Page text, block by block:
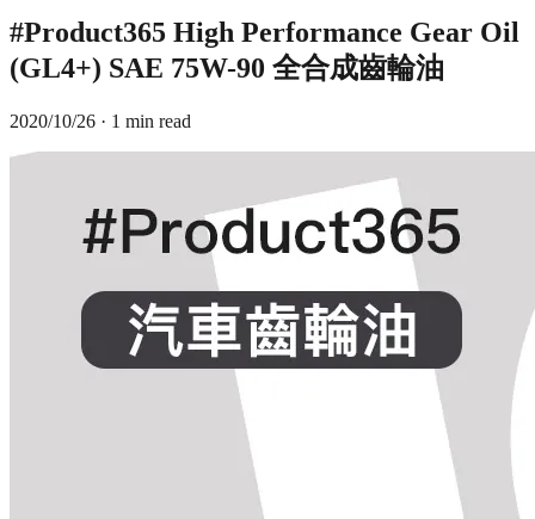
#Product365 High Performance Gear Oil
(GL4+) SAE 75W-90 全合成齒輪油
2020/10/26 · 1 min read